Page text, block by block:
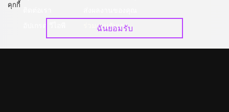
ร่วมงานกับเรา
คุกกี้
ฉันยอมรับ